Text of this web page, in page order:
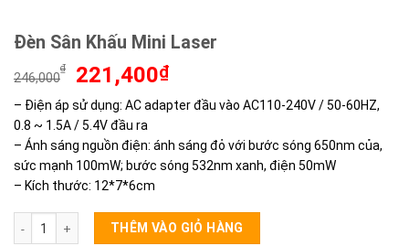
Đèn Sân Khấu Mini Laser
246,000
₫
Giá
là:
246,000₫.
221,400₫Giá
tại
221,400₫.
– Điện áp sử dụng: AC adapter đầu vào AC110-240V / 50-60HZ,
0.8 ~ 1.5A / 5.4V đầu ra
– Ánh sáng nguồn điện: ánh sáng đỏ với bước sóng 650nm của,
sức mạnh 100mW; bước sóng 532nm xanh, điện 50mW
– Kích thước: 12*7*6cm
Đèn Sân Khấu Mini Laser số lượng
THÊM VÀO GIỎ HÀNG